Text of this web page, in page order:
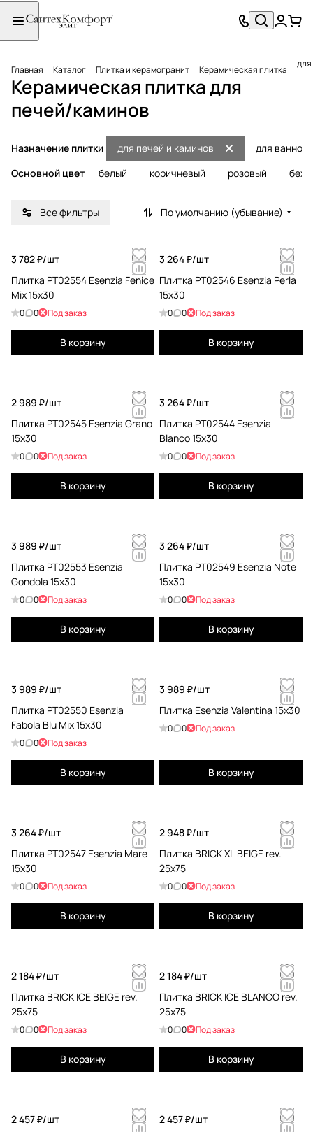
Главная Каталог Плитка и керамогранит Керамическая плитка
Керамическая плитка для
печей/каминов
Назначение плитки для ванной
для печей и каминов
Основной цвет
белый коричневый розовый
Все фильтры По умолчанию (убывание)
3 782 ₽/шт
Плитка PT02554 Esenzia Fenice
Mix 15x30
0 0 Под заказ
В корзину
3 264 ₽/шт
Плитка PT02546 Esenzia Perla
15x30
0 0 Под заказ
В корзину
2 989 ₽/шт
Плитка PT02545 Esenzia Grano
15x30
0 0 Под заказ
В корзину
3 264 ₽/шт
Плитка PT02544 Esenzia
Blanco 15x30
0 0 Под заказ
В корзину
3 989 ₽/шт
Плитка PT02553 Esenzia
Gondola 15x30
0 0 Под заказ
В корзину
3 264 ₽/шт
Плитка PT02549 Esenzia Note
15x30
0 0 Под заказ
В корзину
3 989 ₽/шт
Плитка PT02550 Esenzia
Fabola Blu Mix 15x30
0 0 Под заказ
В корзину
3 989 ₽/шт
Плитка Esenzia Valentina 15х30
0 0 Под заказ
В корзину
3 264 ₽/шт
Плитка PT02547 Esenzia Mare
15x30
0 0 Под заказ
В корзину
2 948 ₽/шт
Плитка BRICK XL BEIGE rev.
25х75
0 0 Под заказ
В корзину
2 184 ₽/шт
Плитка BRICK ICE BEIGE rev.
25х75
0 0 Под заказ
В корзину
2 184 ₽/шт
Плитка BRICK ICE BLANCO rev.
25х75
0 0 Под заказ
В корзину
2 457 ₽/шт
2 457 ₽/шт